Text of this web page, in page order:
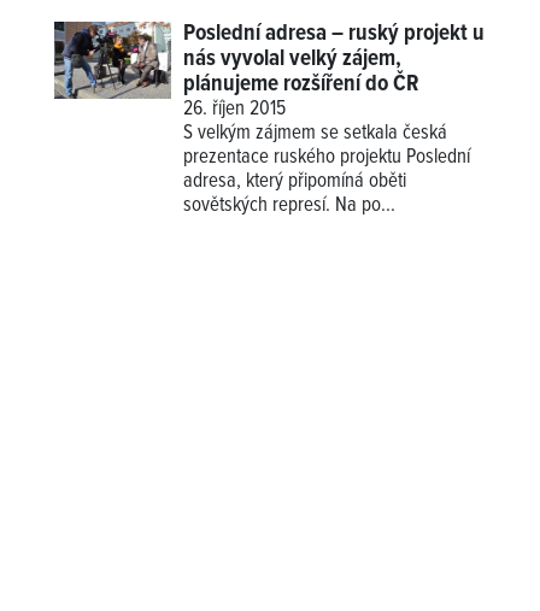
Poslední adresa – ruský projekt u
nás vyvolal velký zájem,
plánujeme rozšíření do ČR
26. říjen 2015
S velkým zájmem se setkala česká
prezentace ruského projektu Poslední
adresa, který připomíná oběti
sovětských represí. Na po...